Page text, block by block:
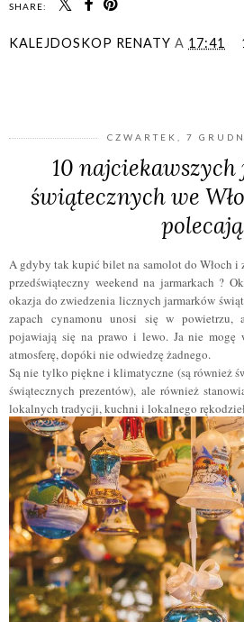
SHARE:
KALEJDOSKOP RENATY A 17:41
CZWARTEK, 7
10
świątecznych we
polecają
A gdyby tak kupić bilet na samolot do Włoch i
przedświąteczny weekend na jarmarkach ?
okazja do zwiedzenia licznych jarmarków
zapach cynamonu unosi się w powietrzu,
pojawiają się na prawo i lewo. Ja nie mogę
atmosferę, dopóki nie odwiedzę żadnego.
Są nie tylko piękne i klimatyczne (są również
świątecznych prezentów), ale również
lokalnych tradycji, kuchni i lokalnego